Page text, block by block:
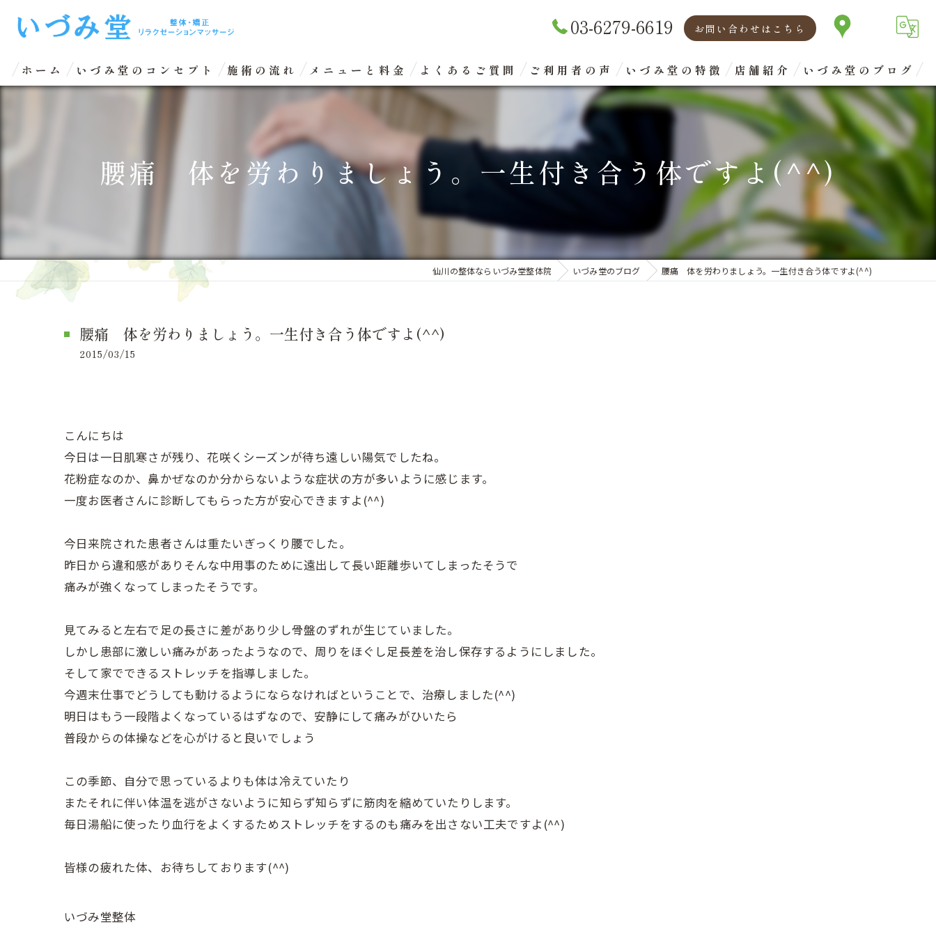
03-6279-6619 お問い合わせはこちら
ホーム いづみ堂のコンセプト 施術の流れ メニューと料金
リラクゼーションマッサージ
整体矯正（骨盤矯正）
眼精疲労改善コース
エクスケアトレーニング
よくあるご質問 ご利用者の声 いづみ堂の特徴
肩こり
眼精疲労
店舗紹介
代表あいさつ
いづみ堂のブログ
腰痛 体を労わりましょう。一生付き合う体ですよ(^^)
仙川の整体ならいづみ堂整体院 いづみ堂のブログ 腰痛 体を労わりましょう。一生付き合う体ですよ(^^)
腰痛 体を労わりましょう。一生付き合う体ですよ(^^)
2015/03/15
こんにちは
今日は一日肌寒さが残り、花咲くシーズンが待ち遠しい陽気でしたね。
花粉症なのか、鼻かぜなのか分からないような症状の方が多いように感じます。
一度お医者さんに診断してもらった方が安心できますよ(^^)
今日来院された患者さんは重たいぎっくり腰でした。
昨日から違和感がありそんな中用事のために遠出して長い距離歩いてしまったそうで
痛みが強くなってしまったそうです。
見てみると左右で足の長さに差があり少し骨盤のずれが生じていました。
しかし患部に激しい痛みがあったようなので、周りをほぐし足長差を治し保存するようにしました。
そして家でできるストレッチを指導しました。
今週末仕事でどうしても動けるようにならなければということで、治療しました(^^)
明日はもう一段階よくなっているはずなので、安静にして痛みがひいたら
普段からの体操などを心がけると良いでしょう
この季節、自分で思っているよりも体は冷えていたり
またそれに伴い体温を逃がさないように知らず知らずに筋肉を縮めていたりします。
毎日湯船に使ったり血行をよくするためストレッチをするのも痛みを出さない工夫ですよ(^^)
皆様の疲れた体、お待ちしております(^^)
いづみ堂整体